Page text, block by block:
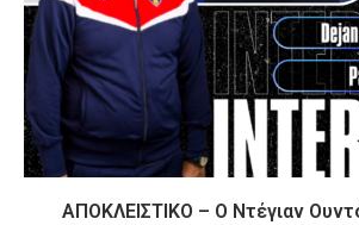
ΑΠΟΚΛΕΙΣΤΙΚΟ – Ο Ντέγιαν